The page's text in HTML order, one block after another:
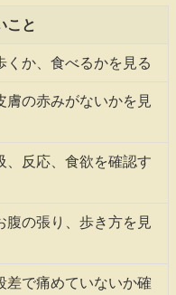
こと
くか、食べるかを見る
膚の赤みがないかを見
、反応、食欲を確認す
腹の張り、歩き方を見
差で痛めていないか確